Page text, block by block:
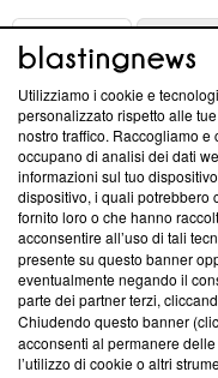
ABOUT
Questa sezione offre
News, sui nostri
creare news di qualità.
‘Trust Project - News
ancora membro del
parte; Trust Project non
conformità agli standard.
Su di noi
Team editoriale
Utilizziamo i cookie e
personalizzato rispetto alle
nostro traffico. Raccogliamo
occupano di analisi dei dati
informazioni sul tuo
dispositivo, i quali potrebbero
fornito loro o che hanno
acconsentire all’uso di tali
presente su questo banner
eventualmente negando il
parte dei partner terzi,
Chiudendo questo banner
acconsenti al permanere
l’utilizzo di cookie o altri